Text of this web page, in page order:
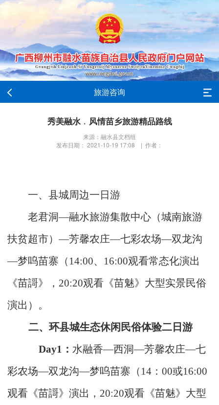
旅游咨询
秀美融水﹒风情苗乡旅游精品路线
来源：融水县文档组
发布日期： 2021-10-19 17:08 | 作者：
一、县城周边一日游
老君洞—融水旅游集散中心 （城南旅游
扶贫超市）—芳馨农庄—七彩农场—双龙沟
—梦呜苗寨（ 14:00、 16:00观看常态化演出
《苗謌》
， 20:20观看《苗魅》大型实景民俗
演出 ） 。
二、环县城生态休闲民俗体验二日游
Day1 ：水融香—西洞—芳馨农庄—七
彩农场—双龙沟—梦呜苗寨（ 14： 00或16:00
观看《苗謌》演出 ， 20:20观看《苗魅》大型